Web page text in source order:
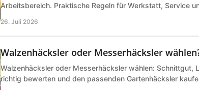
Arbeitsbereich. Praktische Regeln für Werkstatt, Service
26. Juli 2026
Walzenhäcksler oder Messerhäcksler
Walzenhäcksler oder Messerhäcksler wählen: Schnittgut,
richtig bewerten und den passenden Gartenhäcksler